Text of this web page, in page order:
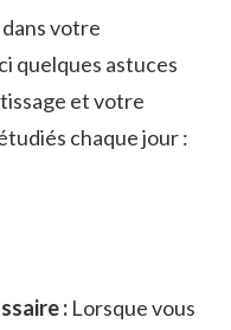
votre
quelques astuces⁤
et votre
chaque jour​ :
: Lorsque vous